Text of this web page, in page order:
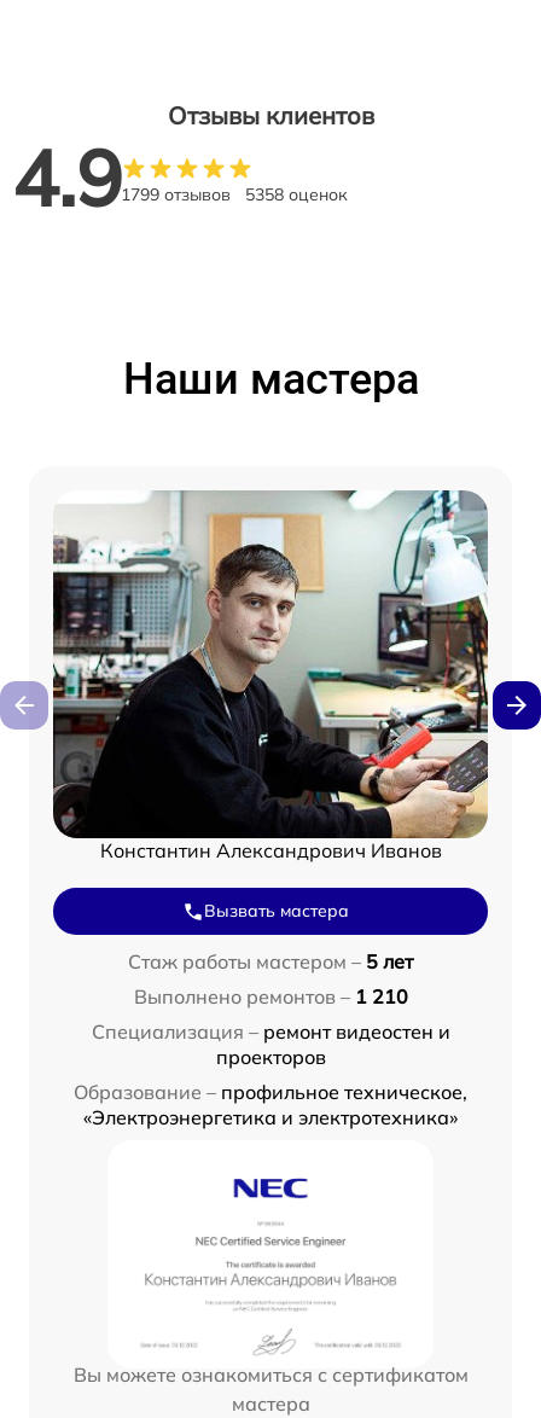
Отзывы клиентов
4.91799 отзывов 5358 оценок
Наши мастера
Константин Александрович Иванов
Вызвать мастера
Стаж работы мастером – 5 лет
Выполнено ремонтов – 1 210
Специализация – ремонт видеостен и
проекторов
Образование – профильное техническое,
«Электроэнергетика и электротехника»
Вы можете ознакомиться с сертификатом
мастера